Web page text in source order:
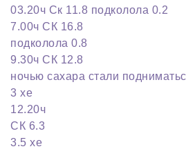
03.20ч Ск 11.8 подколола 0.2
7.00ч СК 16.8
подколола 0.8
9.30ч СК 12.8
ночью сахара стали
3 хе
12.20ч
СК 6.3
3.5 хе